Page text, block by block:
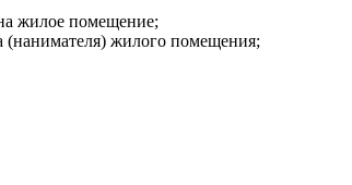
жилое помещение;
(нанимателя) жилого помещения;